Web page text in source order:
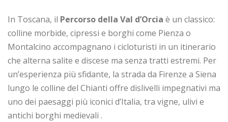
In Toscana, il Percorso della Val d’Orcia è un classico:
colline morbide, cipressi e borghi come Pienza o
Montalcino accompagnano i cicloturisti in un itinerario
che alterna salite e discese ma senza tratti estremi. Per
un’esperienza più sfidante, la strada da Firenze a Siena
lungo le colline del Chianti offre dislivelli impegnativi ma
uno dei paesaggi più iconici d’Italia, tra vigne, ulivi e
antichi borghi medievali .